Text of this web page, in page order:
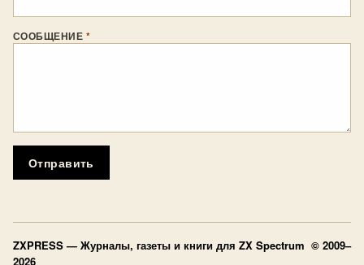
СООБЩЕНИЕ *
Отправить
ZXPRESS — Журналы, газеты и книги для ZX Spectrum © 2009–
2026